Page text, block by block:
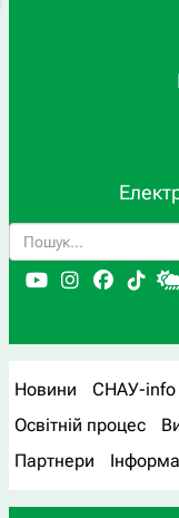
Новини СНАУ-info
Освітній процес
Партнери